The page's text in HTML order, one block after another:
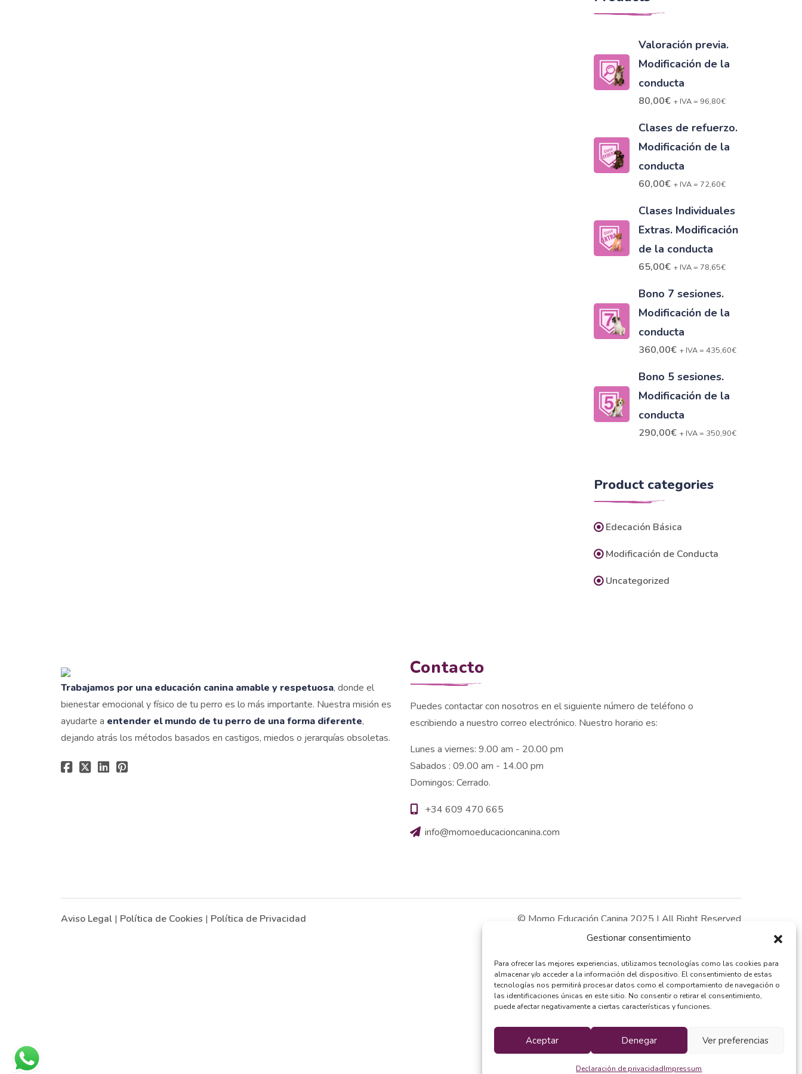
Gestionar consentimiento
Para ofrecer las mejores experiencias, utilizamos tecnologías como las cookies para
almacenar y/o acceder a la información del dispositivo. El consentimiento de estas
tecnologías nos permitirá procesar datos como el comportamiento de navegación o
las identificaciones únicas en este sitio. No consentir o retirar el consentimiento,
puede afectar negativamente a ciertas características y funciones.
Aceptar Denegar Ver preferencias
Declaración de privacidadImpressum
Valoración previa.
Modificación de la
conducta
80,00€ + IVA = 96,80€
Clases de refuerzo.
Modificación de la
conducta
60,00€ + IVA = 72,60€
Clases Individuales
Extras. Modificación
de la conducta
65,00€ + IVA = 78,65€
Bono 7 sesiones.
Modificación de la
conducta
360,00€ + IVA = 435,60€
Bono 5 sesiones.
Modificación de la
conducta
290,00€ + IVA = 350,90€
Product categories
Edecación Básica
Modificación de Conducta
Uncategorized
Trabajamos por una educación canina amable y respetuosa, donde el
bienestar emocional y físico de tu perro es lo más importante. Nuestra misión es
ayudarte a entender el mundo de tu perro de una forma diferente,
dejando atrás los métodos basados en castigos, miedos o jerarquías obsoletas.
Contacto
Puedes contactar con nosotros en el siguiente número de teléfono o
escribiendo a nuestro correo electrónico. Nuestro horario es:
Lunes a viernes: 9.00 am - 20.00 pm
Sabados : 09.00 am - 14.00 pm
Domingos: Cerrado.
+34 609 470 665
info@momoeducacioncanina.com
Aviso Legal | Política de Cookies | Política de Privacidad © Momo Educación Canina 2025 | All Right Reserved